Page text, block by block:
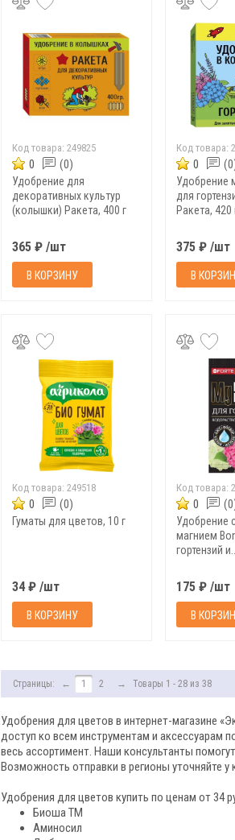
Код товара: 249825
0 (0)
Удобрение для
декоративных культур
(колышки) Ракета, 400 г
365 ₽ /шт
В КОРЗИНУ
Код товара:
0
Удобрение
для
Ракета, 420
375 ₽ /шт
В
Код товара: 249518
0 (0)
Гуматы для цветов, 10 г
34 ₽ /шт
В КОРЗИНУ
Код товара:
0
Удобрение
магнием
гортензий и
растений,
175 ₽ /шт
В
Страницы: ← 1 2 → Товары 1 - 28 из 38
Удобрения для цветов в интернет-магазине
доступ ко всем инструментам и аксессуарам
весь ассортимент. Наши консультанты
Возможность отправки в регионы уточняйте у
Удобрения для цветов купить по ценам от 34
Биоша ТМ
Аминосил